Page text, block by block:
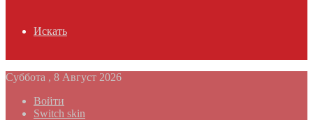
Искать
Суббота , 8 Август 2026
Войти
Switch skin